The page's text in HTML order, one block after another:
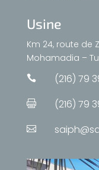
Usine
Km 24, route de
Mohamadia –
 (216) 79
 (216) 79
